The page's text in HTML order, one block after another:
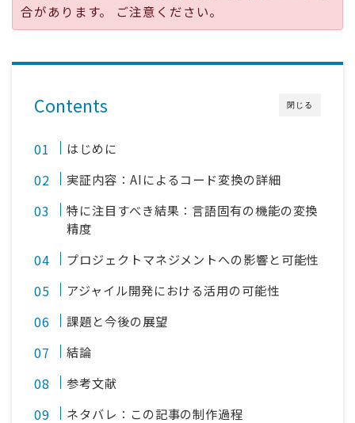
合があります。 ご注意ください。
閉じる
Contents
はじめに
実証内容：AIによるコード変換の詳細
特に注目すべき結果：言語固有の機能の変換
精度
プロジェクトマネジメントへの影響と可能性
アジャイル開発における活用の可能性
課題と今後の展望
結論
参考文献
ネタバレ：この記事の制作過程